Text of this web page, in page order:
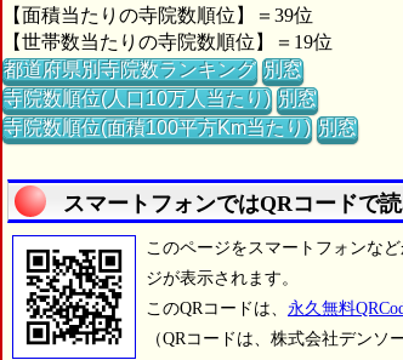
【面積当たりの寺院数順位】＝39位
【世帯数当たりの寺院数順位】＝19位
都道府県別寺院数ランキング 別窓
寺院数順位(人口10万人当たり) 別窓
寺院数順位(面積100平方Km当たり) 別窓
スマートフォンではQRコードで
このページをスマートフォンな
ジが表示されます。
このQRコードは、 永久無料
（QRコードは、株式会社デンソ